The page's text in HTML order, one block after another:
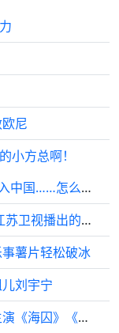
尼
小方总啊！
小方总你就宠吧！有这么贴脸的cos进入中国……怎么会这么像！
从静夜的角度看夭璟，真的太惊艳了 江苏卫视播出的《长相思》第二季
薯片轻松破冰
刘宇宁
宋庆龄养女著名演员隋永清去世，曾主演《海囚》《小花》《霸王别姬》